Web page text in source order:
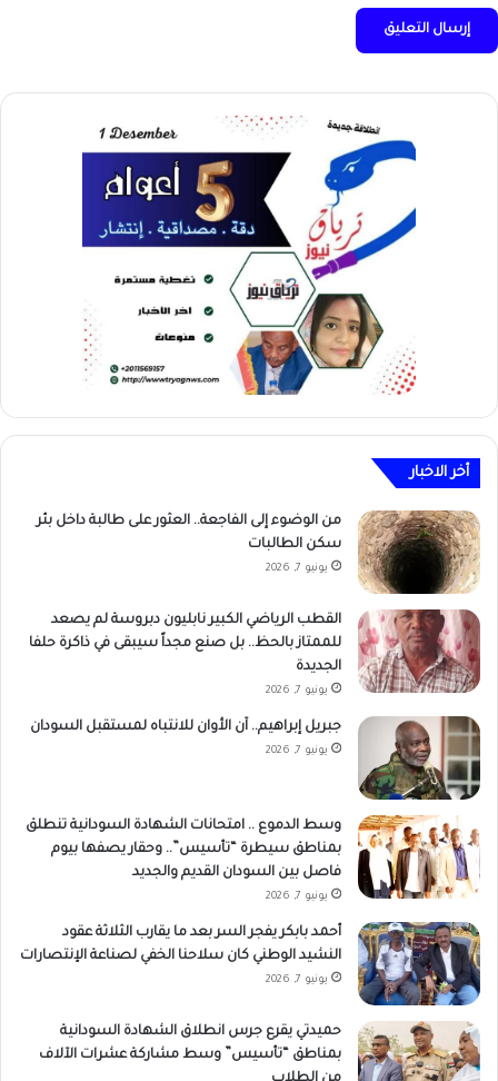
أخر الاخبار
من الوضوء إلى الفاجعة.. العثور على طالبة داخل بئر
سكن الطالبات
يونيو 7, 2026
القطب الرياضي الكبير نابليون دبروسة لم يصعد
للممتاز بالحظ.. بل صنع مجداً سيبقى في ذاكرة حلفا
الجديدة
يونيو 7, 2026
جبريل إبراهيم.. آن الأوان للانتباه لمستقبل السودان
يونيو 7, 2026
وسط الدموع .. امتحانات الشهادة السودانية تنطلق
بمناطق سيطرة “تأسيس”.. وحقار يصفها بيوم
فاصل بين السودان القديم والجديد
يونيو 7, 2026
أحمد بابكر يفجر السر بعد ما يقارب الثلاثة عقود
النشيد الوطني كان سلاحنا الخفي لصناعة الإنتصارات
يونيو 7, 2026
حميدتي يقرع جرس انطلاق الشهادة السودانية
بمناطق “تأسيس” وسط مشاركة عشرات الآلاف